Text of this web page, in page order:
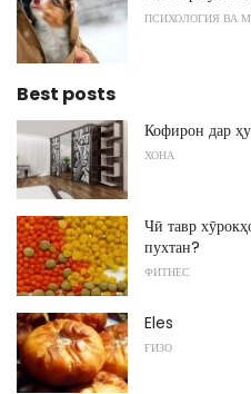
ПСИХОЛОГИЯ ВА
Best posts
Кофирон дар
ХОНА
Чӣ тавр
пухтан?
ФИТНЕС
Eles
ҒИЗО